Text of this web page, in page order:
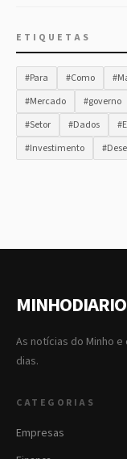
ETIQUETAS
#Para #Como
#Mercado
#governo
#Setor
#Dados
#Investimento
MINHODIARIO
As notícias do Minho
dias.
CATEGORIAS
Empresas